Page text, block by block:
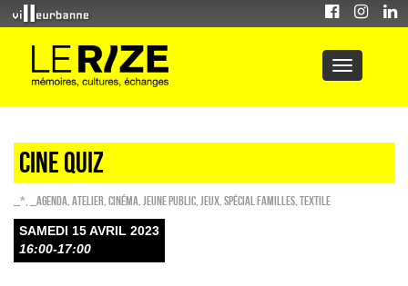
CINE QUIZ
_* _Agenda Atelier Cinéma Jeune public Jeux Spécial familles Textile
SAMEDI 15 AVRIL 2023
16:00-17:00